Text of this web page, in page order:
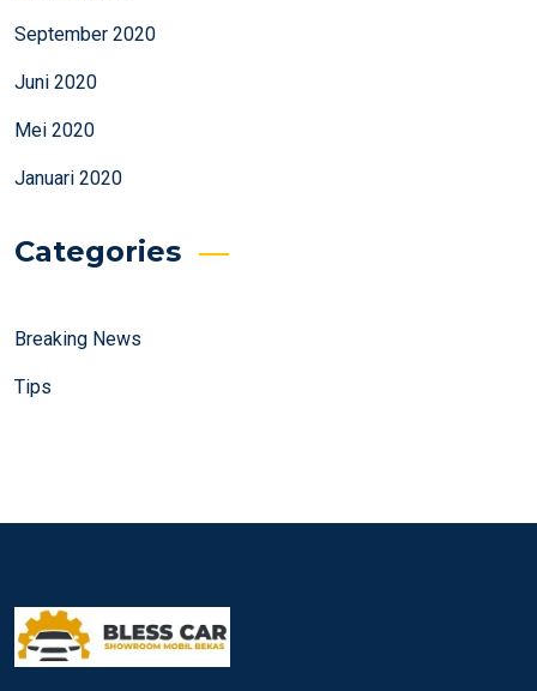
September 2020
Juni 2020
Mei 2020
Januari 2020
Categories
Breaking News
Tips